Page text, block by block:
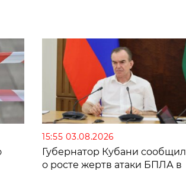
15:55 03.08.2026
Губернатор Кубани сообщил
о росте жертв атаки БПЛА в